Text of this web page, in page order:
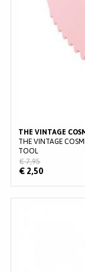
THE VINTAGE
THE VINTAGE
TOOL
€ 2,50
€ 7,95